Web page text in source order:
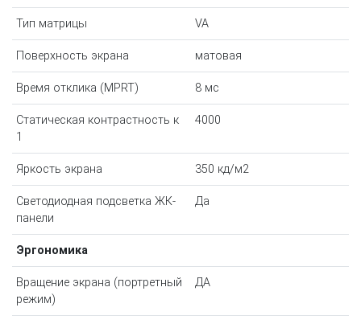
Тип матрицы VA
Поверхность экрана матовая
Время отклика (MPRT) 8 мс
Статическая контрастность к
1
4000
Яркость экрана 350 кд/м2
Светодиодная подсветка ЖК-
панели
Да
Эргономика
Вращение экрана (портретный
режим)
ДА